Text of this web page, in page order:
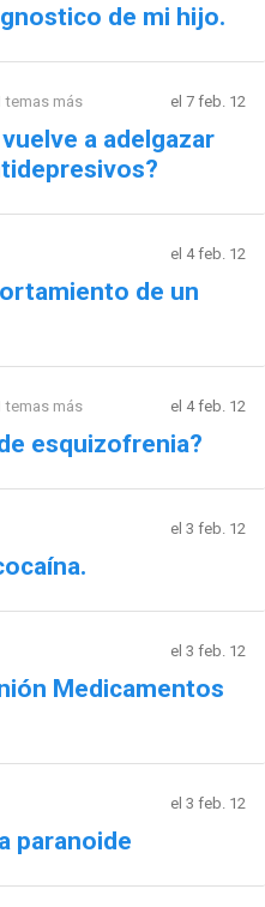
de mi hijo.
temas más el 7 feb. 12
a adelgazar
el 4 feb. 12
de un
temas más el 4 feb. 12
esquizofrenia?
el 3 feb. 12
el 3 feb. 12
Medicamentos
el 3 feb. 12
paranoide